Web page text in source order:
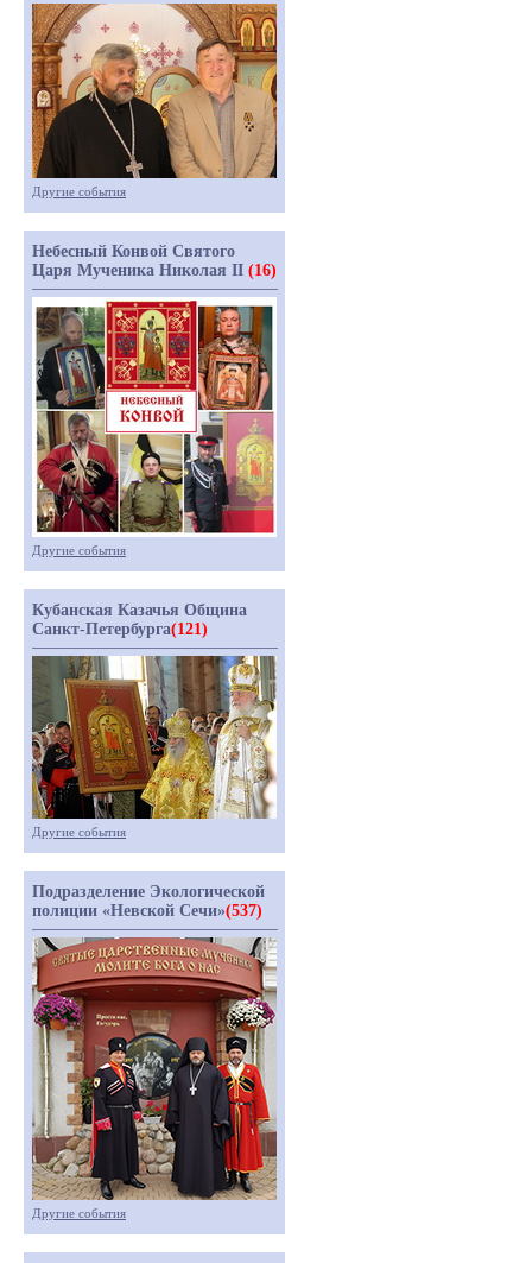
Другие события
Небесный Конвой Святого
Царя Мученика Николая II (16)
Другие события
Кубанская Казачья Община
Санкт-Петербурга(121)
Другие события
Подразделение Экологической
полиции «Невской Сечи»(537)
Другие события